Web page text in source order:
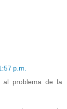
p.m.
al problema de la